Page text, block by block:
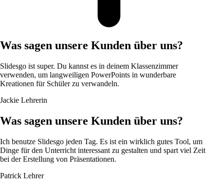
Was sagen unsere Kunden über uns?
Slidesgo ist super. Du kannst es in deinem Klassenzimmer
verwenden, um langweiligen PowerPoints in wunderbare
Kreationen für Schüler zu verwandeln.
Jackie Lehrerin
Was sagen unsere Kunden über uns?
Ich benutze Slidesgo jeden Tag. Es ist ein wirklich gutes Tool, um
Dinge für den Unterricht interessant zu gestalten und spart viel Zeit
bei der Erstellung von Präsentationen.
Patrick Lehrer